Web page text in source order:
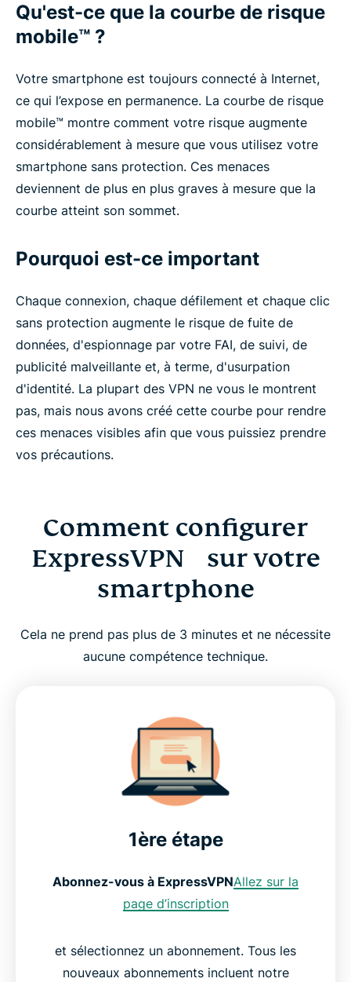
Qu'est-ce que la courbe de risque
mobile™ ?
Votre smartphone est toujours connecté à Internet,
ce qui l’expose en permanence. La courbe de risque
mobile™ montre comment votre risque augmente
considérablement à mesure que vous utilisez votre
smartphone sans protection. Ces menaces
deviennent de plus en plus graves à mesure que la
courbe atteint son sommet.
Pourquoi est-ce important
Chaque connexion, chaque défilement et chaque clic
sans protection augmente le risque de fuite de
données, d'espionnage par votre FAI, de suivi, de
publicité malveillante et, à terme, d'usurpation
d'identité. La plupart des VPN ne vous le montrent
pas, mais nous avons créé cette courbe pour rendre
ces menaces visibles afin que vous puissiez prendre
vos précautions.
Comment configurer
ExpressVPN sur votre
smartphone
Cela ne prend pas plus de 3 minutes et ne nécessite
aucune compétence technique.
1ère étape
Abonnez-vous à ExpressVPNAllez sur la
page d’inscription
et sélectionnez un abonnement. Tous les
nouveaux abonnements incluent notre